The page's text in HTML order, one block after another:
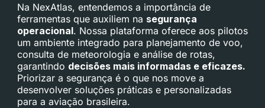
Na NexAtlas, entendemos a importância de
ferramentas que auxiliem na segurança
operacional. Nossa plataforma oferece aos pilotos
um ambiente integrado para planejamento de voo,
consulta de meteorologia e análise de rotas,
garantindo decisões mais informadas e eficazes.
Priorizar a segurança é o que nos move a
desenvolver soluções práticas e personalizadas
para a aviação brasileira.